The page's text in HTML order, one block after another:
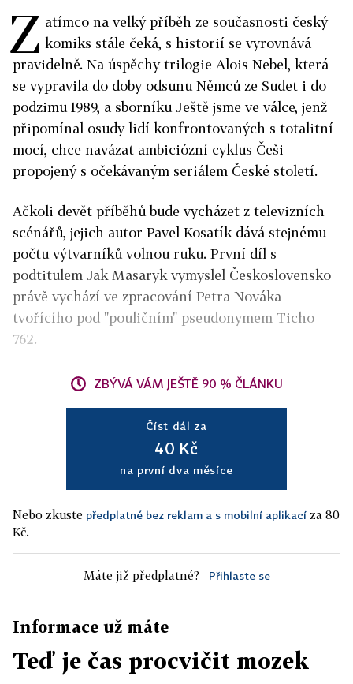
Z atímco na velký příběh ze současnosti český
komiks stále čeká, s historií se vyrovnává
pravidelně. Na úspěchy trilogie Alois Nebel, která
se vypravila do doby odsunu Němců ze Sudet i do
podzimu 1989, a sborníku Ještě jsme ve válce, jenž
připomínal osudy lidí konfrontovaných s totalitní
mocí, chce navázat ambiciózní cyklus Češi
propojený s očekávaným seriálem České století.
Ačkoli devět příběhů bude vycházet z televizních
scénářů, jejich autor Pavel Kosatík dává stejnému
počtu výtvarníků volnou ruku. První díl s
podtitulem Jak Masaryk vymyslel Československo
právě vychází ve zpracování Petra Nováka
tvořícího pod "pouličním" pseudonymem Ticho
762.
ZBÝVÁ VÁM JEŠTĚ 90 % ČLÁNKU
Číst dál za
40 Kč
na první dva měsíce
Nebo zkuste předplatné bez reklam a s mobilní aplikací za 80
Kč.
Máte již předplatné? Přihlaste se
Informace už máte
Teď je čas procvičit mozek